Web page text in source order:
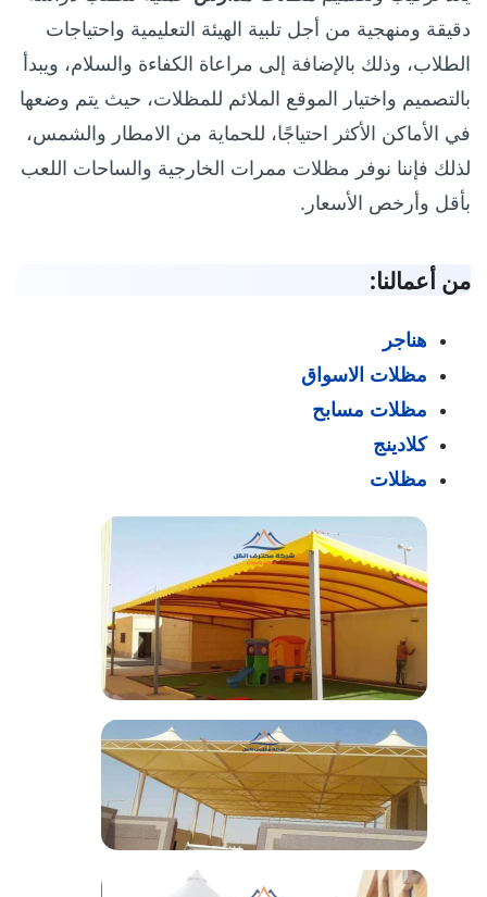
دقيقة ومنهجية من أجل تلبية الهيئة التعليمية واحتياجات
الطلاب، وذلك بالإضافة إلى مراعاة الكفاءة والسلام، ويبدأ
بالتصميم واختيار الموقع الملائم للمظلات، حيث يتم وضعها
في الأماكن الأكثر احتياجًا، للحماية من الامطار والشمس،
لذلك فإننا نوفر مظلات ممرات الخارجية والساحات اللعب
بأقل وأرخص الأسعار.
من أعمالنا:
هناجر
مظلات الاسواق
مظلات مسابح
كلادينج
مظلات